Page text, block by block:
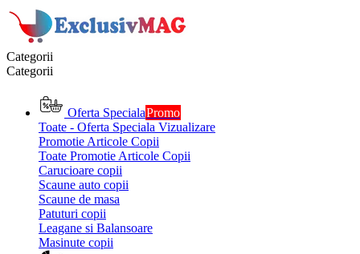
Categorii
Categorii
Oferta SpecialaPromo
Toate - Oferta Speciala Vizualizare
Promotie Articole Copii
Toate Promotie Articole Copii
Carucioare copii
Scaune auto copii
Scaune de masa
Patuturi copii
Leagane si Balansoare
Masinute copii